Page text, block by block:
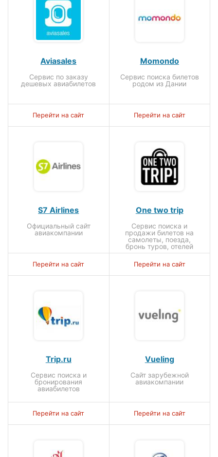
Aviasales
Сервис по заказу
дешевых авиабилетов
Перейти на сайт
Momondo
Сервис поиска билетов
родом из Дании
Перейти на сайт
S7 Airlines
Официальный сайт
авиакомпании
Перейти на сайт
One two trip
Сервис поиска и
продажи билетов на
самолеты, поезда,
бронь туров, отелей
Перейти на сайт
Trip.ru
Сервис поиска и
бронирования
авиабилетов
Перейти на сайт
Vueling
Сайт зарубежной
авиакомпании
Перейти на сайт